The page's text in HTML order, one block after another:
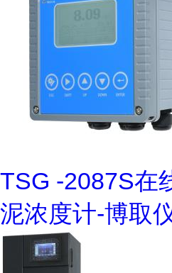
TSG -2087S在
泥浓度计-博取